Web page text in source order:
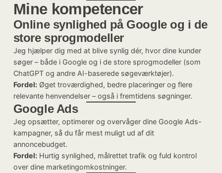
Mine kompetencer
Online synlighed på Google og i de
store sprogmodeller
Jeg hjælper dig med at blive synlig dér, hvor dine kunder
søger – både i Google og i de store sprogmodeller (som
ChatGPT og andre AI-baserede søgeværktøjer).
Fordel:Øget troværdighed, bedre placeringer og flere
relevante henvendelser – også i fremtidens søgninger.
Google Ads
Jeg opsætter, optimerer og overvåger dine Google Ads-
kampagner, så du får mest muligt ud af dit
annoncebudget.
Fordel:Hurtig synlighed, målrettet trafik og fuld kontrol
over dine marketingomkostninger.